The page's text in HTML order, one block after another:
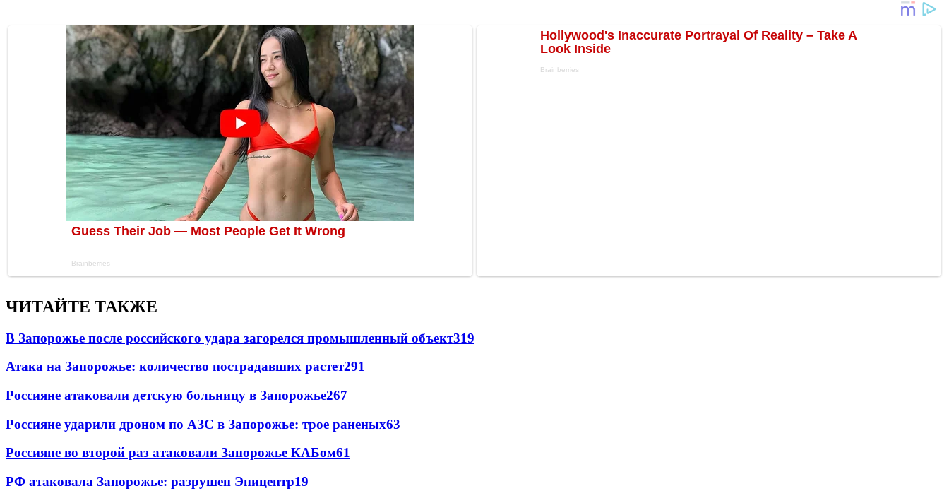
ЧИТАЙТЕ ТАКЖЕ
В Запорожье после российского удара загорелся промышленный объект319
Атака на Запорожье: количество пострадавших растет291
Россияне атаковали детскую больницу в Запорожье267
Россияне ударили дроном по АЗС в Запорожье: трое раненых63
Россияне во второй раз атаковали Запорожье КАБом61
РФ атаковала Запорожье: разрушен Эпицентр19